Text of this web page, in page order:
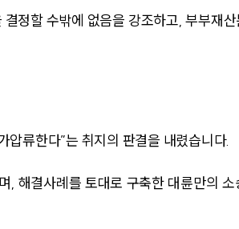
정할 수밖에 없음을 강조하고, 부부재
압류한다”는 취지의 판결을 내렸습니다.
해결사례를 토대로 구축한 대륜만의